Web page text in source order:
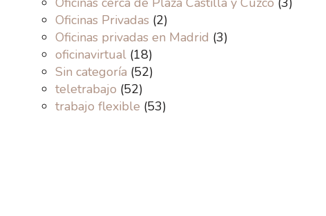
Oficinas Privadas (2)
Oficinas privadas en Madrid (3)
oficinavirtual (18)
Sin categoría (52)
teletrabajo (52)
trabajo flexible (53)